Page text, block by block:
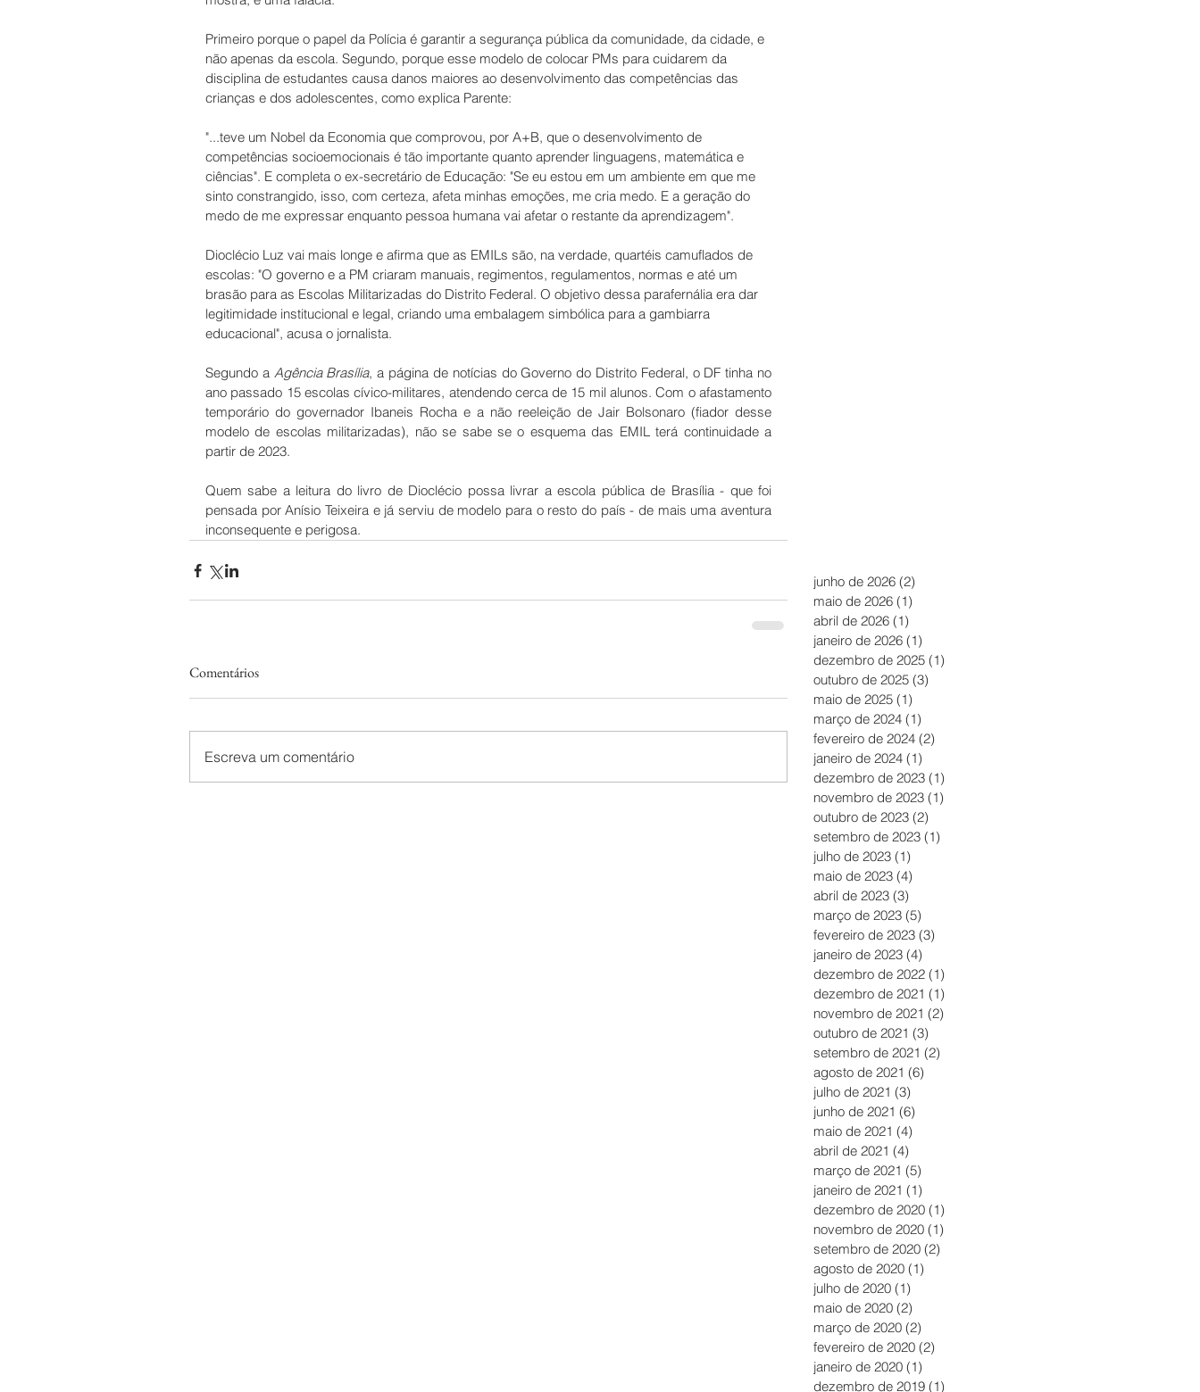
Primeiro porque o papel da Polícia é garantir a segurança pública da comunidade, da cidade, e
não apenas da escola. Segundo, porque esse modelo de colocar PMs para cuidarem da
disciplina de estudantes causa danos maiores ao desenvolvimento das competências das
crianças e dos adolescentes, como explica Parente:
"...teve um Nobel da Economia que comprovou, por A+B, que o desenvolvimento de
competências socioemocionais é tão importante quanto aprender linguagens, matemática e
ciências". E completa o ex-secretário de Educação: "Se eu estou em um ambiente em que me
sinto constrangido, isso, com certeza, afeta minhas emoções, me cria medo. E a geração do
medo de me expressar enquanto pessoa humana vai afetar o restante da aprendizagem".
Dioclécio Luz vai mais longe e afirma que as EMILs são, na verdade, quartéis camuflados de
escolas: "O governo e a PM criaram manuais, regimentos, regulamentos, normas e até um
brasão para as Escolas Militarizadas do Distrito Federal. O objetivo dessa parafernália era dar
legitimidade institucional e legal, criando uma embalagem simbólica para a gambiarra
educacional", acusa o jornalista.
Segundo a Agência Brasília, a página de notícias do Governo do Distrito Federal, o DF tinha no
ano passado 15 escolas cívico-militares, atendendo cerca de 15 mil alunos. Com o afastamento
temporário do governador Ibaneis Rocha e a não reeleição de Jair Bolsonaro (fiador desse
modelo de escolas militarizadas), não se sabe se o esquema das EMIL terá continuidade a
partir de 2023.
Quem sabe a leitura do livro de Dioclécio possa livrar a escola pública de Brasília - que foi
pensada por Anísio Teixeira e já serviu de modelo para o resto do país - de mais uma aventura
inconsequente e perigosa.
Comentários
Escreva um comentário
junho de 2026 (2)
maio de 2026 (1)
abril de 2026 (1)
janeiro de 2026 (1)
dezembro de 2025 (1)
outubro de 2025 (3)
maio de 2025 (1)
março de 2024 (1)
fevereiro de 2024 (2)
janeiro de 2024 (1)
dezembro de 2023 (1)
novembro de 2023 (1)
outubro de 2023 (2)
setembro de 2023 (1)
julho de 2023 (1)
maio de 2023 (4)
abril de 2023 (3)
março de 2023 (5)
fevereiro de 2023 (3)
janeiro de 2023 (4)
dezembro de 2022 (1)
dezembro de 2021 (1)
novembro de 2021 (2)
outubro de 2021 (3)
setembro de 2021 (2)
agosto de 2021 (6)
julho de 2021 (3)
junho de 2021 (6)
maio de 2021 (4)
abril de 2021 (4)
março de 2021 (5)
janeiro de 2021 (1)
dezembro de 2020 (1)
novembro de 2020 (1)
setembro de 2020 (2)
agosto de 2020 (1)
julho de 2020 (1)
maio de 2020 (2)
março de 2020 (2)
fevereiro de 2020 (2)
janeiro de 2020 (1)
dezembro de 2019 (1)